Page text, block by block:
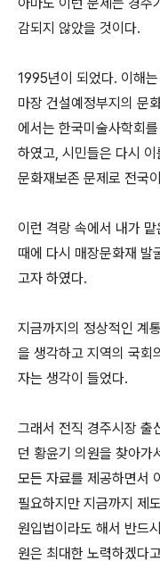
감되지 않았을 것이다.
1995년이 되었다. 이해
마장 건설예정부지의 문
에서는 한국미술사학회
하였고, 시민들은 다시
문화재보존 문제로 전국
이런 격랑 속에서 내가
때에 다시 매장문화재 발
고자 하였다.
지금까지의 정상적인 계
을 생각하고 지역의 국회
자는 생각이 들었다.
그래서 전직 경주시장 출
던 황윤기 의원을 찾아가
모든 자료를 제공하면서
필요하지만 지금까지 제
원입법이라도 해서 반드
원은 최대한 노력하겠다